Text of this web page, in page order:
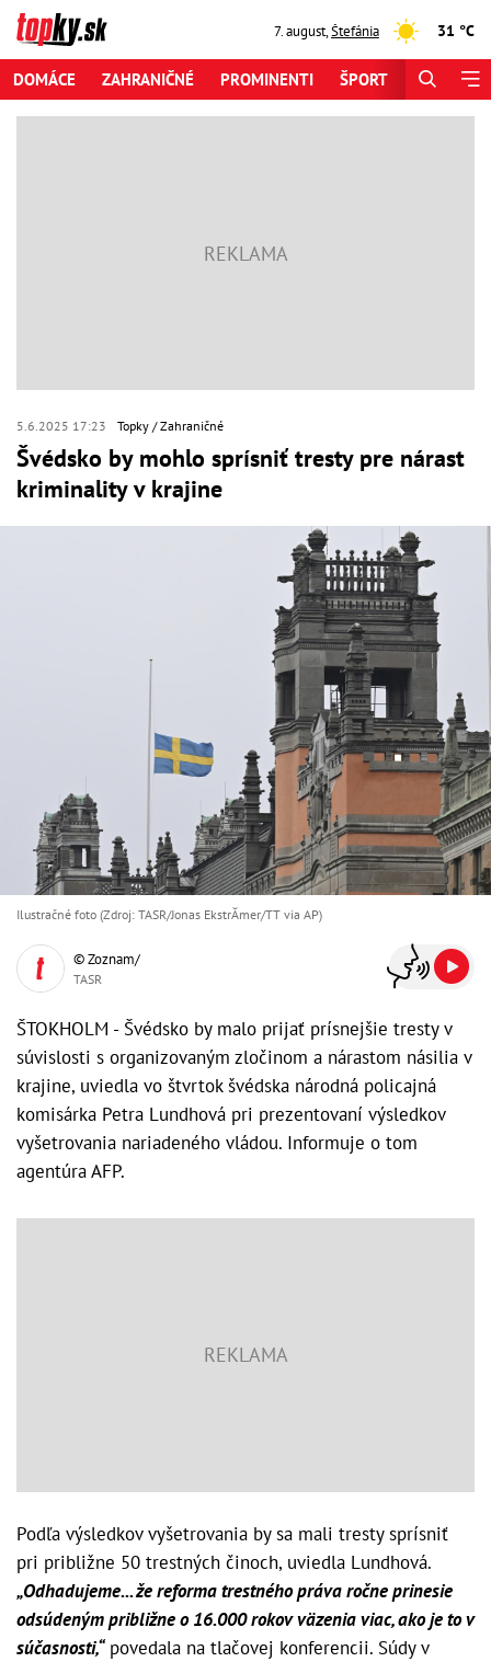
7. august,Štefánia 31 °C
DOMÁCE ZAHRANIČNÉ PROMINENTI ŠPORT
5.6.2025 17:23 Topky Zahraničné
Švédsko by mohlo sprísniť tresty pre nárast
kriminality v krajine
Ilustračné foto (Zdroj: TASR/Jonas EkstrĂmer/TT via AP)
© Zoznam/
TASR
ŠTOKHOLM - Švédsko by malo prijať prísnejšie tresty v
súvislosti s organizovaným zločinom a nárastom násilia v
krajine, uviedla vo štvrtok švédska národná policajná
komisárka Petra Lundhová pri prezentovaní výsledkov
vyšetrovania nariadeného vládou. Informuje o tom
agentúra AFP.
Podľa výsledkov vyšetrovania by sa mali tresty sprísniť
pri približne 50 trestných činoch, uviedla Lundhová.
„Odhadujeme... že reforma trestného práva ročne prinesie
odsúdeným približne o 16.000 rokov väzenia viac, ako je to v
súčasnosti,“povedala na tlačovej konferencii. Súdy v